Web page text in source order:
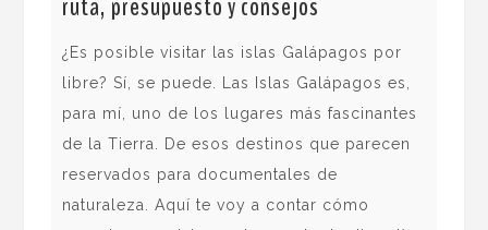
¿Es posible visitar las islas Galápagos por
libre? Sí, se puede. Las Islas Galápagos es,
para mí, uno de los lugares más fascinantes
de la Tierra. De esos destinos que parecen
reservados para documentales de
naturaleza. Aquí te voy a contar cómo